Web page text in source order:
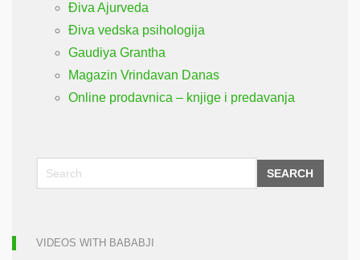
Điva Ajurveda
Điva vedska psihologija
Gaudiya Grantha
Magazin Vrindavan Danas
Online prodavnica – knjige i predavanja
SEARCH
VIDEOS WITH BABABJI